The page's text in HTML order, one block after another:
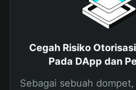
Cegah Risiko
Pada DApp dan
Sebagai sebuah